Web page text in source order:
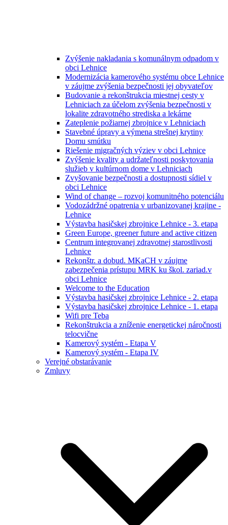
Zvýšenie nakladania s komunálnym odpadom v
obci Lehnice
Modernizácia kamerového systému obce Lehnice
v záujme zvýšenia bezpečnosti jej obyvateľov
Budovanie a rekonštrukcia miestnej cesty v
Lehniciach za účelom zvýšenia bezpečnosti v
lokalite zdravotného strediska a lekárne
Zateplenie požiarnej zbrojnice v Lehniciach
Stavebné úpravy a výmena strešnej krytiny
Domu smútku
Riešenie migračných výziev v obci Lehnice
Zvýšenie kvality a udržateľnosti poskytovania
služieb v kultúrnom dome v Lehniciach
Zvyšovanie bezpečnosti a dostupnosti sídiel v
obci Lehnice
Wind of change – rozvoj komunitného potenciálu
Vodozádržné opatrenia v urbanizovanej krajine -
Lehnice
Výstavba hasičskej zbrojnice Lehnice - 3. etapa
Green Europe, greener future and active citizen
Centrum integrovanej zdravotnej starostlivosti
Lehnice
Rekonštr. a dobud. MKaCH v záujme
zabezpečenia prístupu MRK ku škol. zariad.v
obci Lehnice
Welcome to the Education
Výstavba hasičskej zbrojnice Lehnice - 2. etapa
Výstavba hasičskej zbrojnice Lehnice - 1. etapa
Wifi pre Teba
Rekonštrukcia a zníženie energetickej náročnosti
telocvične
Kamerový systém - Etapa V
Kamerový systém - Etapa IV
Verejné obstarávanie
Zmluvy